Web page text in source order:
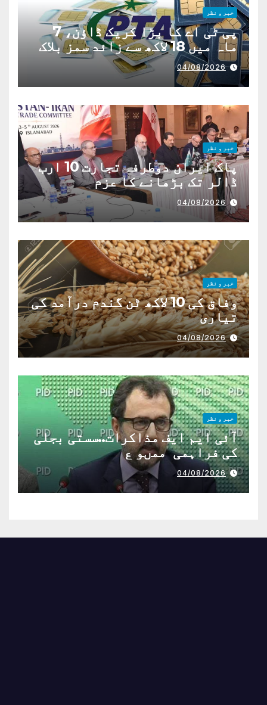
خبر و نظر
پی ٹی اے کا بڑا کریک ڈاؤن، 7
ماہ میں 18 لاکھ سے زائد سمز بلاک
04/08/2026
خبر و نظر
پاک ایران دوطرفہ تجارت 10 ارب
ڈالر تک بڑھانے کا عزم
04/08/2026
خبر و نظر
وفاق کی 10 لاکھ ٹن گندم درآمد کی
تیاری
04/08/2026
خبر و نظر
آئی ایم ایف مذاکرات..سستی بجلی
کی فراہمی ممںو ع
04/08/2026